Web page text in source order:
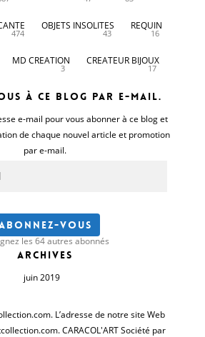
474
OBJETS INSOLITES
43
REQUIN
16
MD CREATION
3
CREATEUR BIJOUX
17
à ce blog par e-mail.
e-mail pour vous abonner à ce blog et
de chaque nouvel article et promotion
par e-mail.
vous
les 64 autres abonnés
Archives
juin 2019
L’adresse de notre site Web
CARACOL'ART Société par